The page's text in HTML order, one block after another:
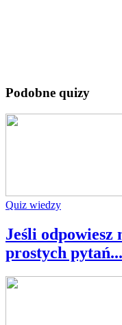
Podobne quizy
Quiz wiedzy
Jeśli odpowiesz
prostych